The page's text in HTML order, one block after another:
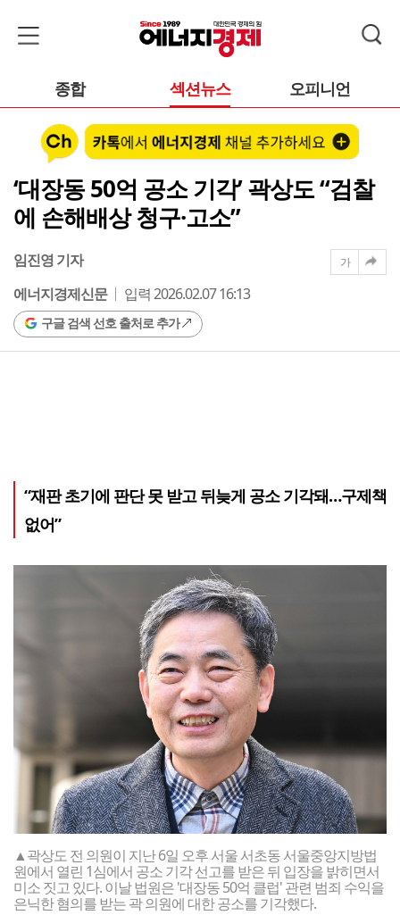
종합 섹션뉴스 오피니언
‘대장동 50억 공소 기각’ 곽상도 “검찰
에 손해배상 청구·고소”
임진영 기자
에너지경제신문
입력 2026.02.07 16:13
구글 검색 선호 출처로 추가
가
“재판 초기에 판단 못 받고 뒤늦게 공소 기각돼…구제책
없어”
▲곽상도 전 의원이 지난 6일 오후 서울 서초동 서울중앙지방법
원에서 열린 1심에서 공소 기각 선고를 받은 뒤 입장을 밝히면서
미소 짓고 있다. 이날 법원은 '대장동 50억 클럽' 관련 범죄 수익을
은닉한 혐의를 받는 곽 의원에 대한 공소를 기각했다.